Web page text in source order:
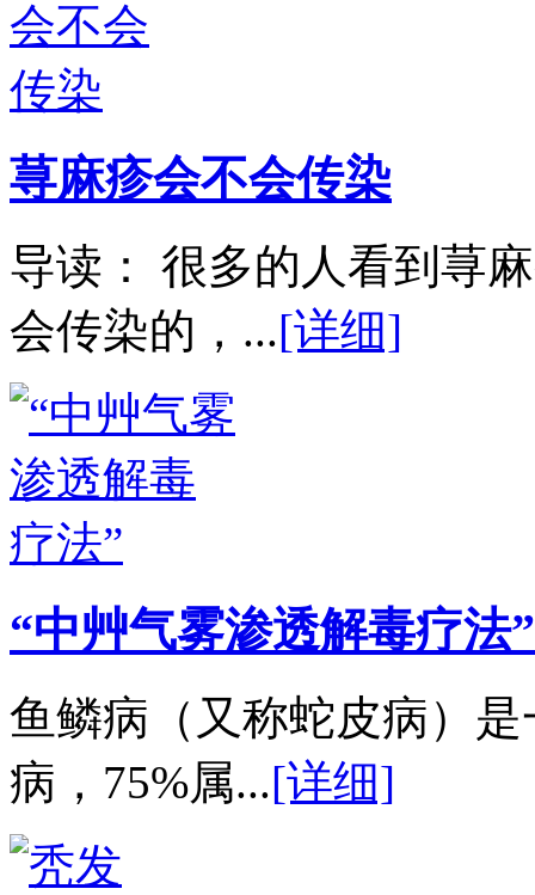
荨麻疹会不会传染
导读： 很多的人看到荨
会传染的，...[详细]
“中艸气雾渗透解毒疗法”
鱼鳞病（又称蛇皮病）
病，75%属...[详细]